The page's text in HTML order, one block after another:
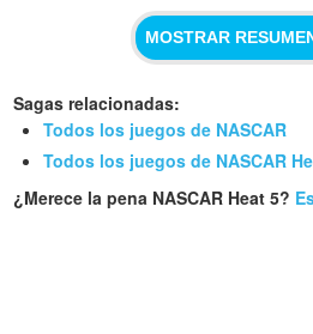
MOSTRAR
Sagas relacionadas:
Todos los juegos de NASCAR
Todos los juegos de NASCAR
¿Merece la pena NASCAR Heat 5?